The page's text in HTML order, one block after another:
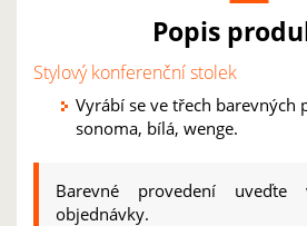
Popis
Stylový konferenční stolek
Vyrábí se ve třech barevných
sonoma, bílá, wenge.
Barevné provedení uveďte
objednávky.